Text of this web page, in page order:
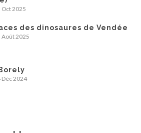
Oct 2025
des dinosaures de Vendée
Août 2025
Déc 2024